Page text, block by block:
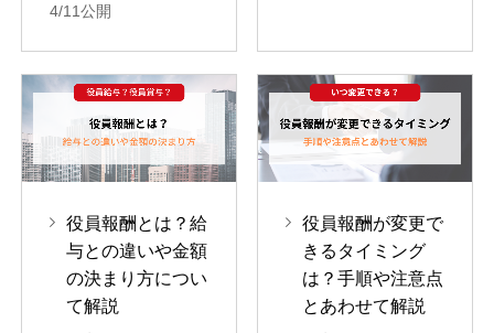
4/11公開
役員報酬とは？給
与との違いや金額
の決まり方につい
て解説
役員報酬が変更で
きるタイミング
は？手順や注意点
とあわせて解説